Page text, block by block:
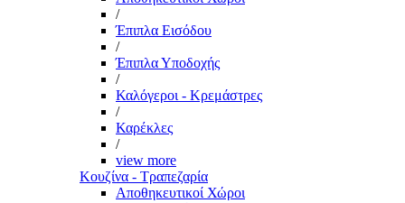
/
Έπιπλα Εισόδου
/
Έπιπλα Υποδοχής
/
Καλόγεροι - Κρεμάστρες
/
Καρέκλες
/
view more
Κουζίνα - Τραπεζαρία
Αποθηκευτικοί Χώροι